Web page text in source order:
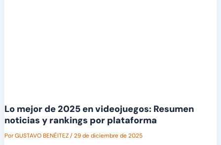
Lo mejor de 2025 en videojuegos: Resumen
noticias y rankings por plataforma
PorGUSTAVO BENÉITEZ/29 de diciembre de 2025